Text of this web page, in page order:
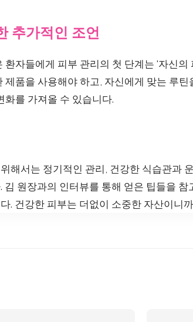
추가적인 조언
환자들에게 피부 관리의 첫 단계는 '자신
제품을 사용해야 하고, 자신에게 맞는 루
화를 가져올 수 있습니다.
해서는 정기적인 관리, 건강한 식습관과
김 원장과의 인터뷰를 통해 얻은 팁들을
. 건강한 피부는 더없이 소중한 자산이니